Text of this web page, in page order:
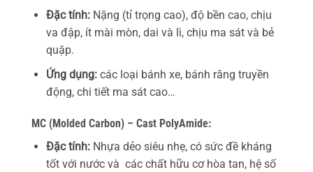
Đặc tính: Nặng (tỉ trọng cao), độ bền cao, chịu
va đập, ít mài mòn, dai và lì, chịu ma sát và bẻ
quặp.
Ứng dụng:các loại bánh xe, bánh răng truyền
động, chi tiết ma sát cao…
MC (Molded Carbon) – Cast PolyAmide:
Đặc tính:Nhựa dẻo siêu nhẹ, có sức đề kháng
tốt với nước và các chất hữu cơ hòa tan, hệ số